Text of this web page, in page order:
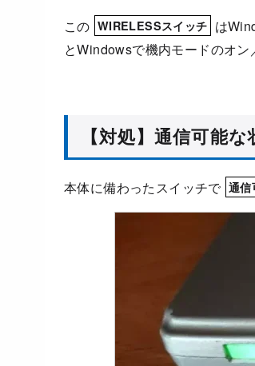
この WIRELESSスイッチ は
とWindowsで機内モードのオン
【対処】通信可能
本体に備わったスイッチで 通信